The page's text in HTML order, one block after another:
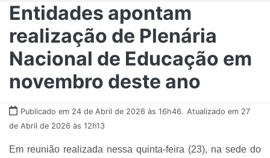
Entidades apontam
realização de Plenária
Nacional de Educação em
novembro deste ano
Publicado em 24 de Abril de 2026 às 16h46. Atualizado em 27
de Abril de 2026 às 12h13
Em reunião realizada nessa quinta-feira (23), na sede do